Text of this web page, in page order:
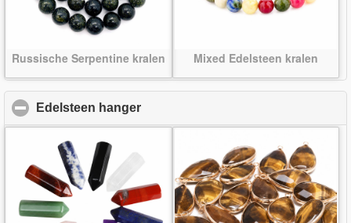
Russische Serpentine kralen Mixed Edelsteen kralen
Edelsteen hanger